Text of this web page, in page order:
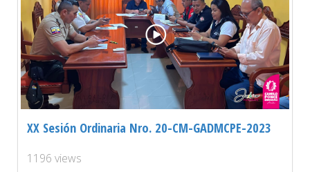
XX Sesión Ordinaria Nro. 20-CM-GADMCPE-2023
1196 views